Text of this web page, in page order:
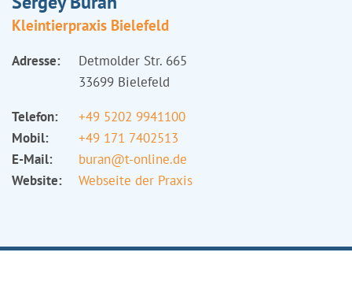
Kleintierpraxis Bielefeld
Adresse:
Detmolder Str. 665
33699 Bielefeld
Telefon:
+49 5202 9941100
Mobil:
+49 171 7402513
E-Mail:
buran@t-online.de
Website:
Webseite der Praxis